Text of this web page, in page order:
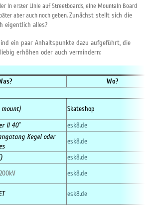
in erster Linie auf Streetboards, eine Mountain Board
aber auch noch geben.Zunächst stellt sich die
eigentlich alles?
ein paar Anhaltspunkte dazu aufgeführt, die
erhöhen oder auch vermindern:
Wo?
mount)
Skateshop
II 40˚
esk8.de
Kegel oder
esk8.de
esk8.de
esk8.de
esk8.de